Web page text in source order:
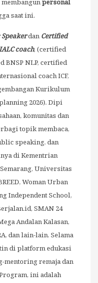
personal
saat ini.
dan Certified
coach, (certified
BNSP NLP, certified
coach ICF,
Kurikulum
2026). Dipi
komunitas dan
topik membaca,
speaking, dan
di Kementrian
Universitas
Woman Urban
Independent School,
SMAN 24
Andalan Kalasan,
dan lain-lain. Selama
di platform edukasi
mentoring remaja dan
ini adalah